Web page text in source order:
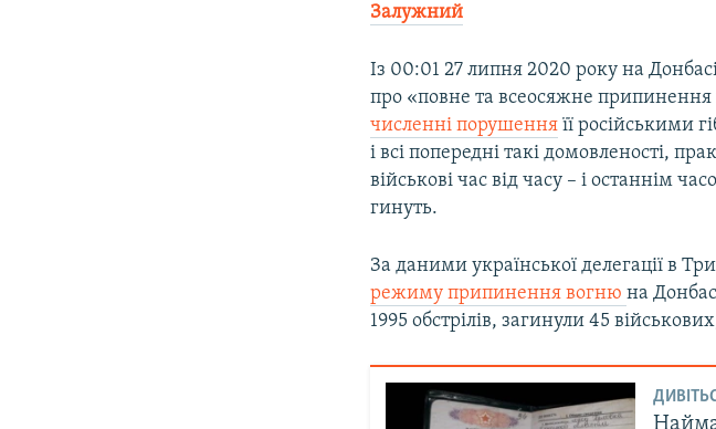
Залужний
Із 00:01 27 липня 2020 року на
про «повне та всеосяжне
численні порушення її російськими
і всі попередні такі домовленості,
військові час від часу – і останнім
гинуть.
За даними української делегації в
режиму припинення вогнюна
1995 обстрілів, загинули 45